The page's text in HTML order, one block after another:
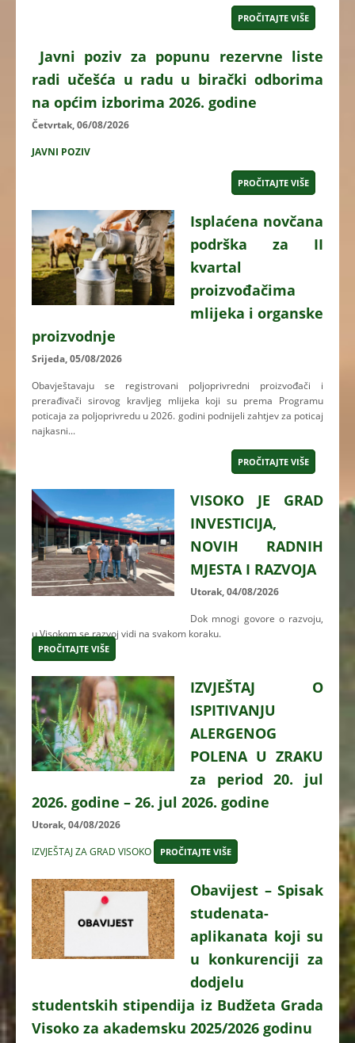
PROČITAJTE VIŠE
Javni poziv za popunu rezervne liste
radi učešća u radu u birački odborima
na općim izborima 2026. godine
Četvrtak, 06/08/2026
JAVNI POZIV
PROČITAJTE VIŠE
Isplaćena novčana
podrška za II
kvartal
proizvođačima
mlijeka i organske
proizvodnje
Srijeda, 05/08/2026
Obavještavaju se registrovani poljoprivredni proizvođači i
prerađivači sirovog kravljeg mlijeka koji su prema Programu
poticaja za poljoprivredu u 2026. godini podnijeli zahtjev za poticaj
najkasni...
PROČITAJTE VIŠE
VISOKO JE GRAD
INVESTICIJA,
NOVIH RADNIH
MJESTA I RAZVOJA
Utorak, 04/08/2026
Dok mnogi govore o razvoju,
u Visokom se razvoj vidi na svakom koraku.
PROČITAJTE VIŠE
IZVJEŠTAJ O
ISPITIVANJU
ALERGENOG
POLENA U ZRAKU
za period 20. jul
2026. godine – 26. jul 2026. godine
Utorak, 04/08/2026
IZVJEŠTAJ ZA GRAD VISOKO
PROČITAJTE VIŠE
Obavijest – Spisak
studenata-
aplikanata koji su
u konkurenciji za
dodjelu
studentskih stipendija iz Budžeta Grada
Visoko za akademsku 2025/2026 godinu